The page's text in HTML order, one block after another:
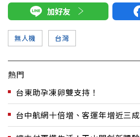
加好友
無人機 台灣
熱門
台東助孕凍卵雙支持！
台中航網十倍增、客運年增近三成